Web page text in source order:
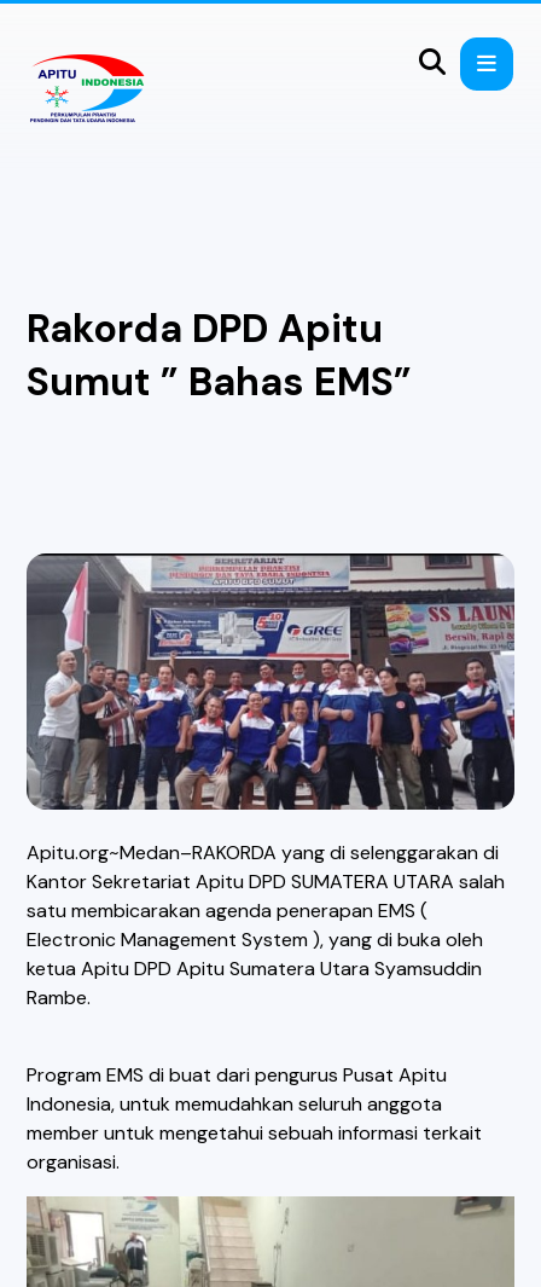
Rakorda DPD Apitu
Sumut ” Bahas EMS”
Apitu.org~Medan–RAKORDA yang di selenggarakan di
Kantor Sekretariat Apitu DPD SUMATERA UTARA salah
satu membicarakan agenda penerapan EMS (
Electronic Management System ), yang di buka oleh
ketua Apitu DPD Apitu Sumatera Utara Syamsuddin
Rambe.
Program EMS di buat dari pengurus Pusat Apitu
Indonesia, untuk memudahkan seluruh anggota
member untuk mengetahui sebuah informasi terkait
organisasi.